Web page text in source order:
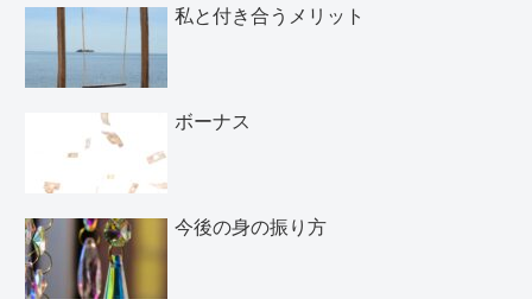
私と付き合うメリット
ボーナス
今後の身の振り方